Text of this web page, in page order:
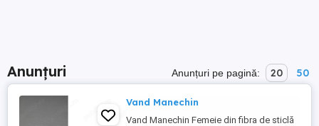
Anunțuri Anunțuri pe pagină: 20 50
Vand Manechin
Vand Manechin Femeie din fibra de sticlă